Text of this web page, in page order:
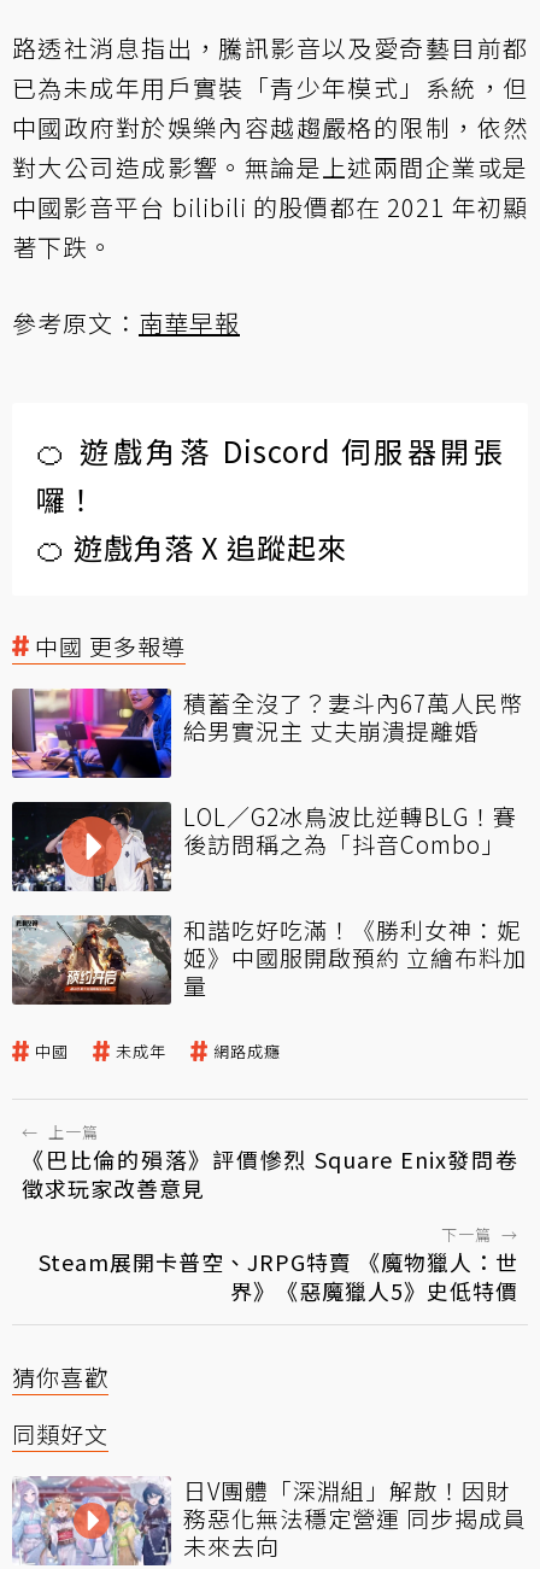
路透社消息指出，騰訊影音以及愛奇藝目前都
已為未成年用戶實裝「青少年模式」系統，但
中國政府對於娛樂內容越趨嚴格的限制，依然
對大公司造成影響。無論是上述兩間企業或是
中國影音平台 bilibili 的股價都在 2021 年初顯
著下跌。
參考原文： 南華早報
🍊 遊戲角落 Discord 伺服器開張
囉！
🍊 遊戲角落 X 追蹤起來
中國 更多報導
積蓄全沒了？妻斗內67萬人民幣
給男實況主 丈夫崩潰提離婚
LOL／G2冰鳥波比逆轉BLG！賽
後訪問稱之為「抖音Combo」
和諧吃好吃滿！《勝利女神：妮
姬》中國服開啟預約 立繪布料加
量
中國 未成年 網路成癮
← 上一篇
《巴比倫的殞落》評價慘烈 Square Enix發問卷
徵求玩家改善意見
下一篇 →
Steam展開卡普空、JRPG特賣 《魔物獵人：世
界》《惡魔獵人5》史低特價
猜你喜歡
同類好文
日V團體「深淵組」解散！因財
務惡化無法穩定營運 同步揭成員
未來去向